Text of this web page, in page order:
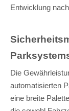
Entwicklung
Die
automatisierten
eine breite